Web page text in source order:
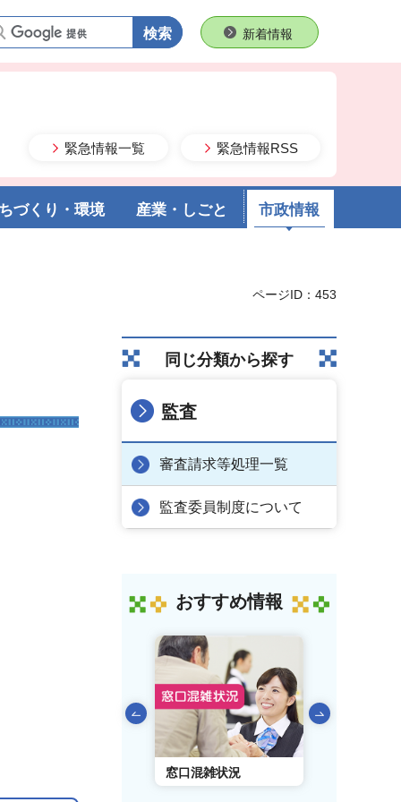
緊急情報一覧 緊急情報RSS
語句で検索新着情報
づくり・環境 産業・しごと 市政情報
ページID：453
同じ分類から探す
監査
審査請求等処理一覧
監査委員制度について
おすすめ情報
前のスライドを表示
窓口混雑状況